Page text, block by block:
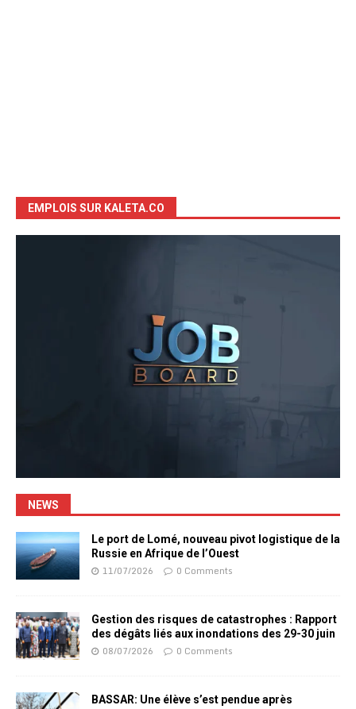
EMPLOIS SUR KALETA.CO
NEWS
Le port de Lomé, nouveau pivot logistique de la
Russie en Afrique de l’Ouest
11/07/2026 0 Comments
Gestion des risques de catastrophes : Rapport
des dégâts liés aux inondations des 29-30 juin
08/07/2026 0 Comments
BASSAR: Une élève s’est pendue après